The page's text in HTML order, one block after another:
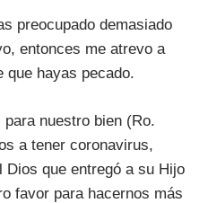
preocupado demasiado
entonces me atrevo a
que hayas pecado.
nuestro bien (Ro.
a tener coronavirus,
Dios que entregó a su Hijo
favor para hacernos más